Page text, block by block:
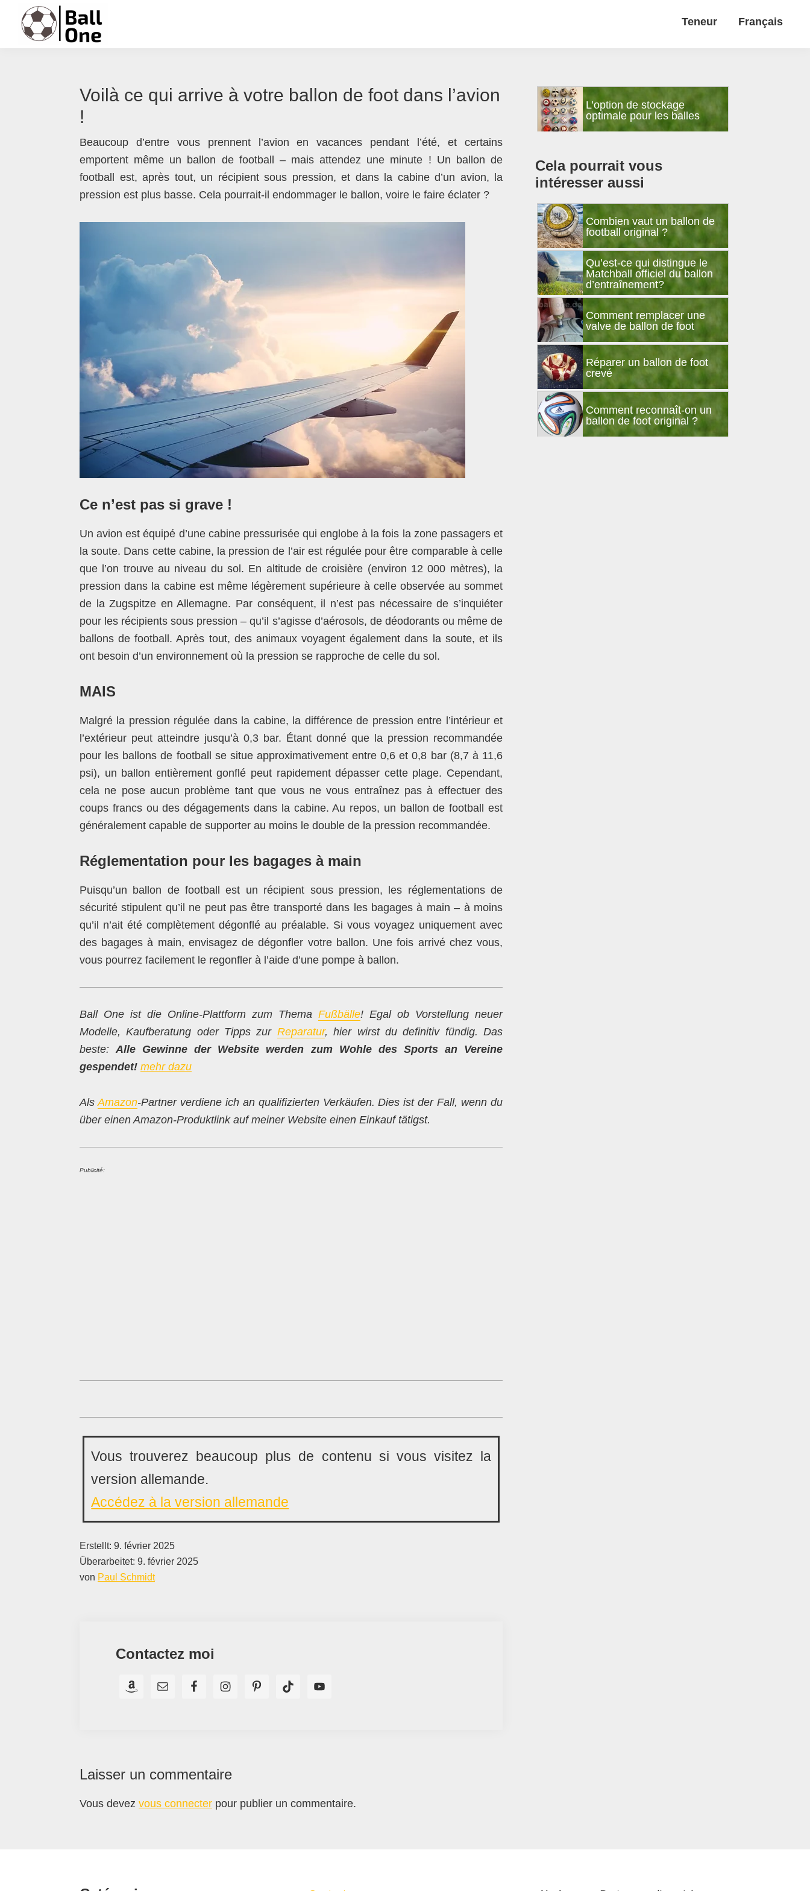
Passer
Passer
contenu
Passer
Passer
Teneur Français
Voilà ce qui arrive à votre ballon de foot dans l’avion
!
Beaucoup d’entre vous prennent l’avion en vacances pendant l’été, et certains
emportent même un ballon de football – mais attendez une minute ! Un ballon de
football est, après tout, un récipient sous pression, et dans la cabine d’un avion, la
pression est plus basse. Cela pourrait-il endommager le ballon, voire le faire éclater ?
Ce n’est pas si grave !
Un avion est équipé d’une cabine pressurisée qui englobe à la fois la zone passagers et
la soute. Dans cette cabine, la pression de l’air est régulée pour être comparable à celle
que l’on trouve au niveau du sol. En altitude de croisière (environ 12 000 mètres), la
pression dans la cabine est même légèrement supérieure à celle observée au sommet
de la Zugspitze en Allemagne. Par conséquent, il n’est pas nécessaire de s’inquiéter
pour les récipients sous pression – qu’il s’agisse d’aérosols, de déodorants ou même de
ballons de football. Après tout, des animaux voyagent également dans la soute, et ils
ont besoin d’un environnement où la pression se rapproche de celle du sol.
MAIS
Malgré la pression régulée dans la cabine, la différence de pression entre l’intérieur et
l’extérieur peut atteindre jusqu’à 0,3 bar. Étant donné que la pression recommandée
pour les ballons de football se situe approximativement entre 0,6 et 0,8 bar (8,7 à 11,6
psi), un ballon entièrement gonflé peut rapidement dépasser cette plage. Cependant,
cela ne pose aucun problème tant que vous ne vous entraînez pas à effectuer des
coups francs ou des dégagements dans la cabine. Au repos, un ballon de football est
généralement capable de supporter au moins le double de la pression recommandée.
Réglementation pour les bagages à main
Puisqu’un ballon de football est un récipient sous pression, les réglementations de
sécurité stipulent qu’il ne peut pas être transporté dans les bagages à main – à moins
qu’il n’ait été complètement dégonflé au préalable. Si vous voyagez uniquement avec
des bagages à main, envisagez de dégonfler votre ballon. Une fois arrivé chez vous,
vous pourrez facilement le regonfler à l’aide d’une pompe à ballon.
Ball One ist die Online-Plattform zum Thema Fußbälle! Egal ob Vorstellung neuer
Modelle, Kaufberatung oder Tipps zur Reparatur, hier wirst du definitiv fündig. Das
beste:Alle Gewinne der Website werden zum Wohle des Sports an Vereine
gespendet! mehr dazu
AlsAmazon-Partner verdiene ich an qualifizierten Verkäufen. Dies ist der Fall, wenn du
über einen Amazon-Produktlink auf meiner Website einen Einkauf tätigst.
Publicité:
Vous trouverez beaucoup plus de contenu si vous visitez la
version allemande.
Accédez à la version allemande
Erstellt: 9. février 2025
Überarbeitet: 9. février 2025
von Paul Schmidt
Contactez moi
Interactions
Laisser un commentaire
Vous devez vous connecter pour publier un commentaire.
Barre
latérale
principale
L’option de stockage
optimale pour les balles
Cela pourrait vous
intéresser aussi
Combien vaut un ballon de
football original ?
Qu’est-ce qui distingue le
Matchball officiel du ballon
d’entraînement?
Comment remplacer une
valve de ballon de foot
Réparer un ballon de foot
crevé
Comment reconnaît-on un
ballon de foot original ?